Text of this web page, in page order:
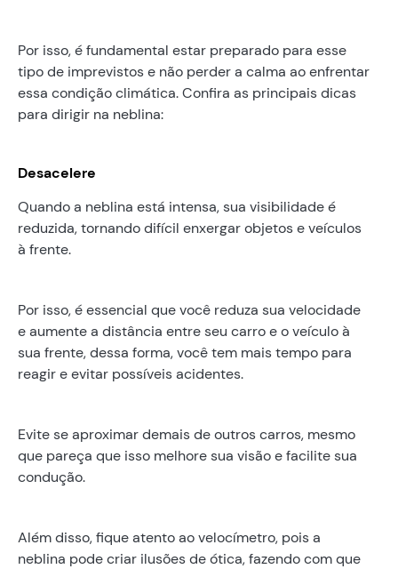
Por isso, é fundamental estar preparado para esse
tipo de imprevistos e não perder a calma ao enfrentar
essa condição climática. Confira as principais dicas
para dirigir na neblina:
Desacelere
Quando a neblina está intensa, sua visibilidade é
reduzida, tornando difícil enxergar objetos e veículos
à frente.
Por isso, é essencial que você reduza sua velocidade
e aumente a distância entre seu carro e o veículo à
sua frente, dessa forma, você tem mais tempo para
reagir e evitar possíveis acidentes.
Evite se aproximar demais de outros carros, mesmo
que pareça que isso melhore sua visão e facilite sua
condução.
Além disso, fique atento ao velocímetro, pois a
neblina pode criar ilusões de ótica, fazendo com que